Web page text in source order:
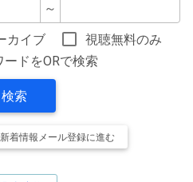
～
カイブ
視聴無料のみ
ドをORで検索
検索
着情報メール登録に進む